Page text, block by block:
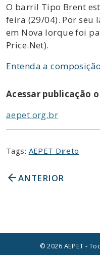
O barril Tipo Brent
feira (29/04). Por seu
em Nova Iorque foi
Price.Net).
Entenda a
Acessar publicação
aepet.org.br
Tags: AEPET Direto
arrow_backANTERIOR
© 2026 AEPET -